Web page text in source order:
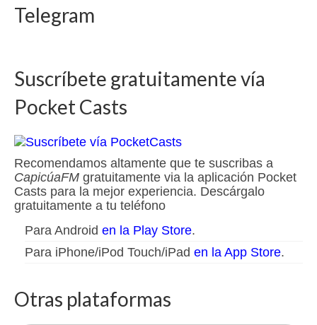
Telegram
Suscríbete gratuitamente vía
Pocket Casts
Recomendamos altamente que te suscribas a
CapicúaFM gratuitamente via la aplicación Pocket
Casts para la mejor experiencia. Descárgalo
gratuitamente a tu teléfono
Para Android en la Play Store.
Para iPhone/iPod Touch/iPad en la App Store.
Otras plataformas